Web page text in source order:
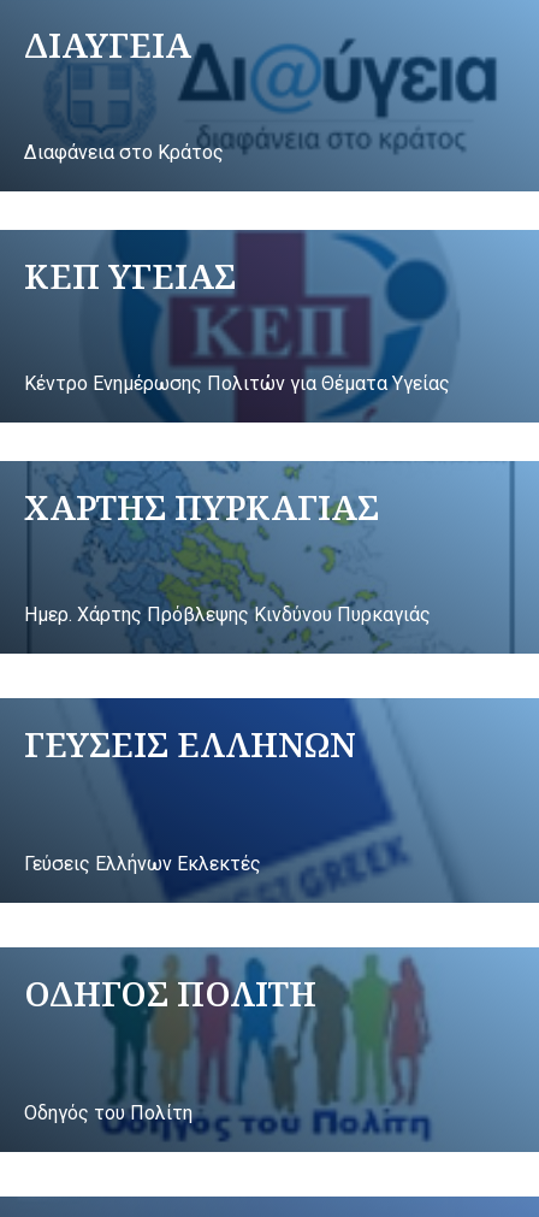
ΔΙΑΥΓΕΙΑ
Διαφάνεια στο Κράτος
ΚΕΠ ΥΓΕΙΑΣ
Κέντρο Ενημέρωσης Πολιτών για Θέματα Υγείας
ΧΑΡΤΗΣ ΠΥΡΚΑΓΙΑΣ
Ημερ. Χάρτης Πρόβλεψης Κινδύνου Πυρκαγιάς
ΓΕΥΣΕΙΣ ΕΛΛΗΝΩΝ
Γεύσεις Ελλήνων Εκλεκτές
ΟΔΗΓΟΣ ΠΟΛΙΤΗ
Οδηγός του Πολίτη